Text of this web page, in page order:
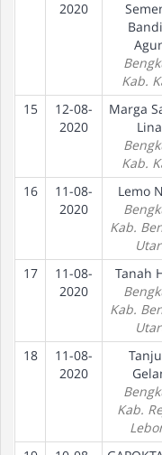
2020
Kab.
15
12-08-
2020
Marga
Kab.
16
11-08-
2020
Lemo
Kab.
17
11-08-
2020
Tanah
Kab.
18
11-08-
2020
Kab.